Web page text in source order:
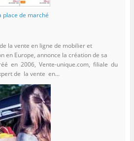
place de marché
la vente en ligne de mobilier et
en Europe, annonce la création de sa
en 2006, Vente-unique.com, filiale du
de la vente en...